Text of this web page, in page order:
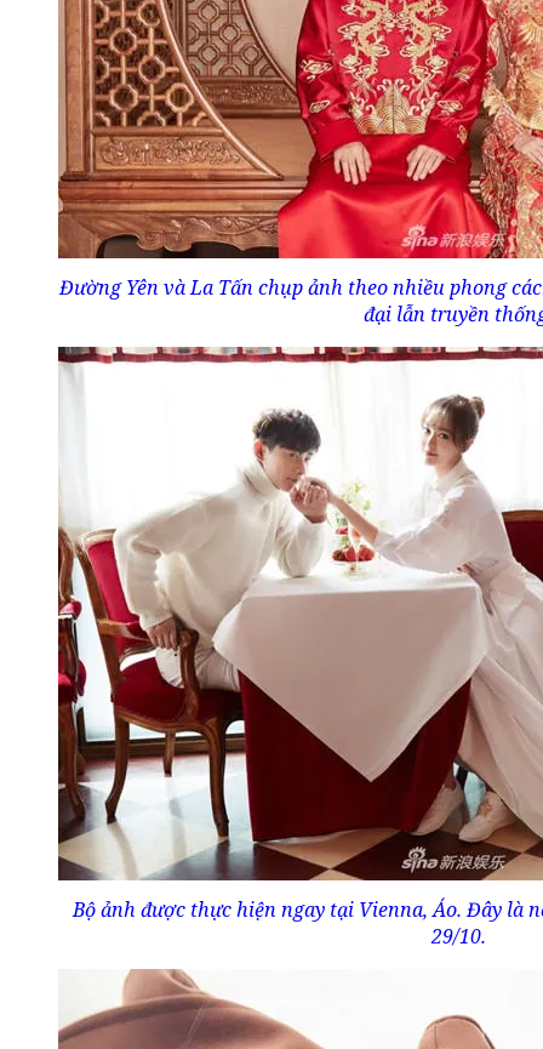
Đường Yên và La Tấn chụp ảnh theo nhiều phong
đại lẫn truyền
Bộ ảnh được thực hiện ngay tại Vienna, Áo. Đây là
29/10.